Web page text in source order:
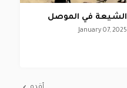
الشيعة في الموصل
January 07, 2025